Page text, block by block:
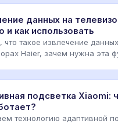
данных на
и как использовать
что такое извлечение
Haier, зачем нужна эта
подсветка Xiaomi:
технологию адаптивной